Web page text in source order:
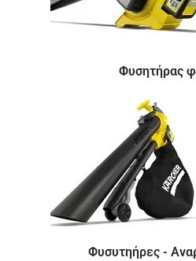
Φυσητήρας
Φυσυτηήρες -